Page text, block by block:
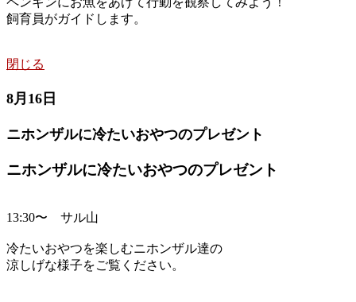
飼育員がガイドします。
閉じる
8月16日
ニホンザルに冷たいおやつのプレゼント
ニホンザルに冷たいおやつのプレゼント
13:30〜 サル山
冷たいおやつを楽しむニホンザル達の
涼しげな様子をご覧ください。